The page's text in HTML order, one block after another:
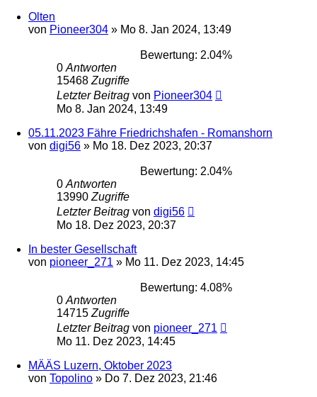
Olten
von Pioneer304 » Mo 8. Jan 2024, 13:49
Bewertung: 2.04%
0 Antworten
15468 Zugriffe
Letzter Beitrag von Pioneer304
Mo 8. Jan 2024, 13:49
05.11.2023 Fähre Friedrichshafen - Romanshorn
von digi56 » Mo 18. Dez 2023, 20:37
Bewertung: 2.04%
0 Antworten
13990 Zugriffe
Letzter Beitrag von digi56
Mo 18. Dez 2023, 20:37
In bester Gesellschaft
von pioneer_271 » Mo 11. Dez 2023, 14:45
Bewertung: 4.08%
0 Antworten
14715 Zugriffe
Letzter Beitrag von pioneer_271
Mo 11. Dez 2023, 14:45
MÄÄS Luzern, Oktober 2023
von Topolino » Do 7. Dez 2023, 21:46